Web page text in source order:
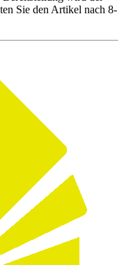
Sie den Artikel nach 8-